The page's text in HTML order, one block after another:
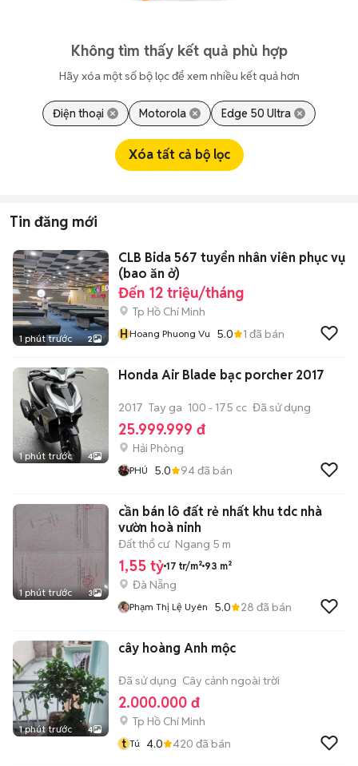
Không tìm thấy kết quả phù hợp
Hãy xóa một số bộ lọc để xem nhiều kết quả hơn
Điện thoại Motorola Edge 50 Ultra
Xóa tất cả bộ lọc
Tin đăng mới
1 phút trước 2
CLB Bida 567 tuyển nhân viên phục vụ
(bao ăn ở)
Đến 12 triệu/tháng
Tp Hồ Chí Minh
HHoang Phuong Vu 5.0 1 đã bán
1 phút trước 4
Honda Air Blade bạc porcher 2017
2017 Tay ga 100 - 175 cc Đã sử dụng
25.999.999 đ
Hải Phòng
PHÚ 5.0 94đã bán
1 phút trước 3
cần bán lô đất rẻ nhất khu tdc nhà
vườn hoà ninh
Đất thổ cư Ngang 5 m
1,55 tỷ 17 tr/m² 93 m²
Đà Nẵng
Phạm Thị Lệ Uyên 5.0 28 đã bán
1 phút trước 4
cây hoàng Anh mộc
Đã sử dụng Cây cảnh ngoài trời
2.000.000 đ
Tp Hồ Chí Minh
t Tú 4.0 420 đã bán